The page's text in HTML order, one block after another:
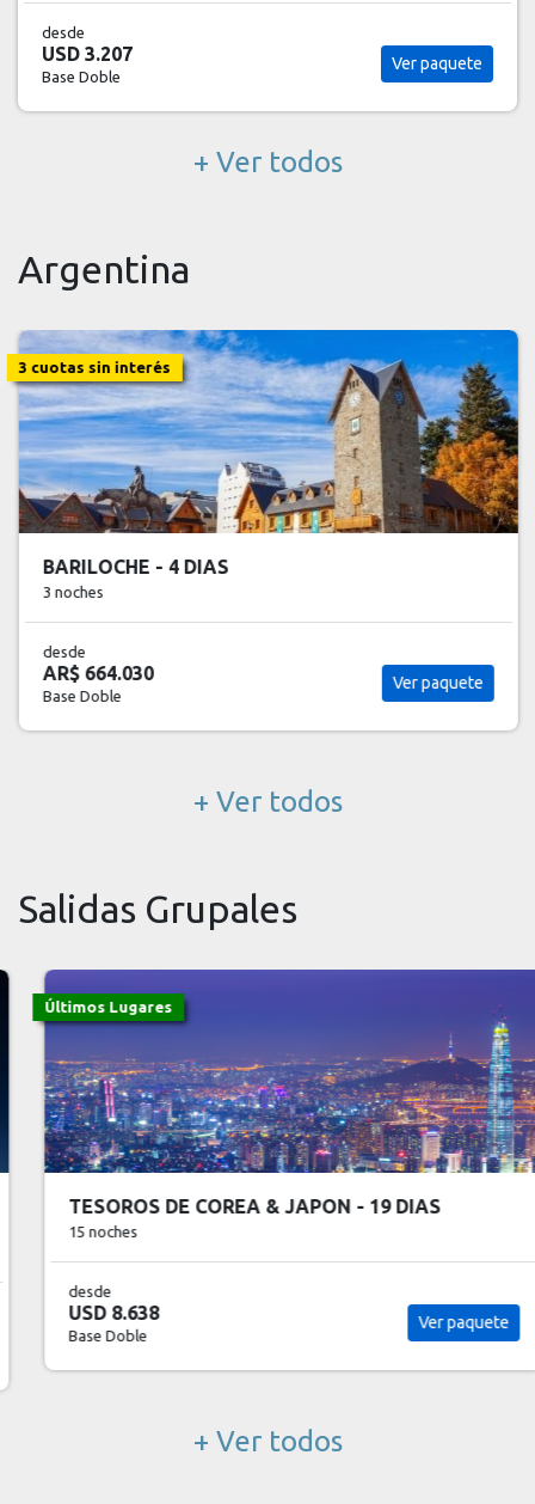
desde
USD 3.207
Base Doble
Ver paquete
+ Ver todos
Argentina
3 cuotas sin interés
BARILOCHE - 4 DIAS
3 noches
desde
AR$ 664.030
Base Doble
Ver paquete
+ Ver todos
Salidas Grupales
Últimos Lugares
TESOROS DE COREA & JAPON - 19 DIAS
15 noches
desde
USD 8.638
Base Doble
Ver paquete
+ Ver todos